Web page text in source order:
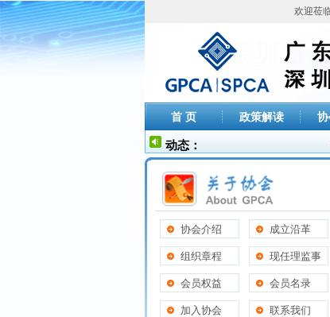
欢迎莅临广
首 页 政策解读
动态： 越
协会介绍 成立沿革
组织章程 现任理监事
会员权益 会员名录
加入协会 联系我们